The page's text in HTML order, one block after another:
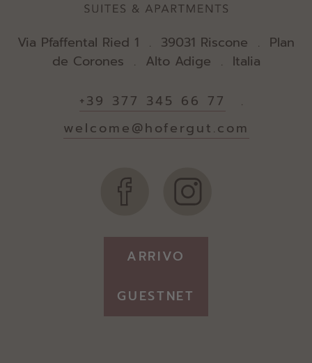
Via Pfaffental Ried 1 . 39031 Riscone . Plan
de Corones . Alto Adige . Italia
+39 377 345 66 77
.
welcome@hofergut.com
ARRIVO
GUESTNET